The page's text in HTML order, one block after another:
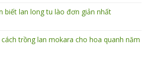
biết lan long tu lào đơn giản nhất
trồng lan mokara cho hoa quanh năm